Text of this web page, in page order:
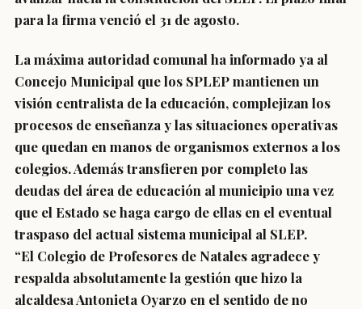
para la firma venció el 31 de agosto.
La máxima autoridad comunal ha informado ya al
Concejo Municipal que los SPLEP mantienen un
visión centralista de la educación, complejizan los
procesos de enseñanza y las situaciones operativas
que quedan en manos de organismos externos a los
colegios. Además transfieren por completo las
deudas del área de educación al municipio una vez
que el Estado se haga cargo de ellas en el eventual
traspaso del actual sistema municipal al SLEP.
“El Colegio de Profesores de Natales agradece y
respalda absolutamente la gestión que hizo la
alcaldesa Antonieta Oyarzo en el sentido de no